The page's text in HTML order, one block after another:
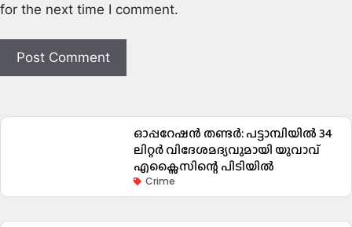
for the next time I comment.
ഓപ്പറേഷൻ തണ്ടർ: പട്ടാമ്പിയിൽ 34
ലിറ്റർ വിദേശമദ്യവുമായി യുവാവ്
എക്സൈസിന്റെ പിടിയിൽ
Crime